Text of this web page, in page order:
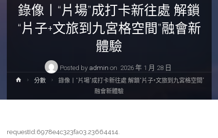
錄像丨“片場”成打卡新往處 解鎖
“片子+文旅到九宮格空間”融會新
體驗
Posted by admin on 2026 年 1 月 28 日
Home分數
錄像丨“片場”成打卡新往處 解鎖“片子+文旅到九宮格空間”
融會新體驗
requestId:6978e4c323fa03.23664414.